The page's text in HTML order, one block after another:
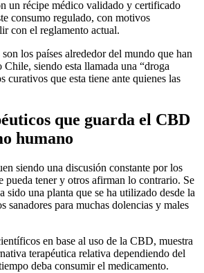
un récipe médico validado y certificado
consumo regulado, con motivos
con el reglamento actual.
los países alrededor del mundo que han
siendo esta llamada una “droga
curativos que esta tiene ante quienes las
que guarda el CBD
humano
siendo una discusión constante por los
pueda tener y otros afirman lo contrario. Se
sido una planta que se ha utilizado desde la
sanadores para muchas dolencias y males
en base al uso de la CBD, muestra
terapéutica relativa dependiendo del
deba consumir el medicamento.